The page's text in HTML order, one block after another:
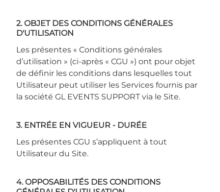
2. OBJET DES CONDITIONS GÉNÉRALES
D'UTILISATION
Les présentes « Conditions générales
d’utilisation » (ci-après « CGU ») ont pour objet
de définir les conditions dans lesquelles tout
Utilisateur peut utiliser les Services fournis par
la société GL EVENTS SUPPORT via le Site.
3. ENTRÉE EN VIGUEUR - DURÉE
Les présentes CGU s’appliquent à tout
Utilisateur du Site.
4. OPPOSABILITÉS DES CONDITIONS